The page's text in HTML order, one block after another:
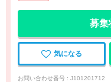
募集
気になる
お問い合わせ番号 : J101201712